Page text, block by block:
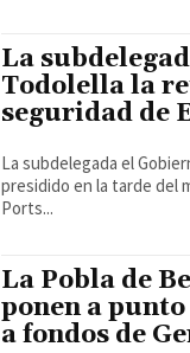
La
Todolella la
seguridad de
La subdelegada el
presidido en la tarde del
Ports...
La Pobla de
ponen a
a fondos de